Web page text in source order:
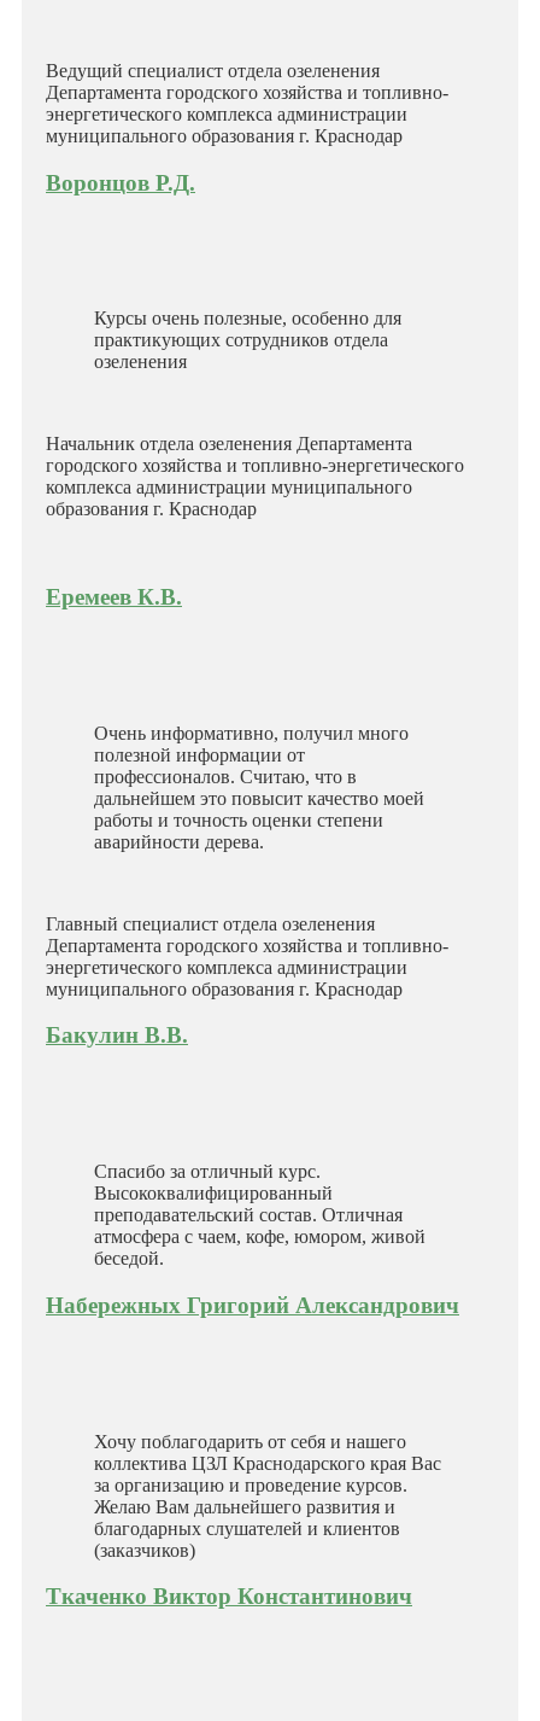
Ведущий специалист отдела озеленения
Департамента городского хозяйства и топливно-
энергетического комплекса администрации
муниципального образования г. Краснодар
Воронцов Р.Д.
Курсы очень полезные, особенно для
практикующих сотрудников отдела
озеленения
Начальник отдела озеленения Департамента
городского хозяйства и топливно-энергетического
комплекса администрации муниципального
образования г. Краснодар
Еремеев К.В.
Очень информативно, получил много
полезной информации от
профессионалов. Считаю, что в
дальнейшем это повысит качество моей
работы и точность оценки степени
аварийности дерева.
Главный специалист отдела озеленения
Департамента городского хозяйства и топливно-
энергетического комплекса администрации
муниципального образования г. Краснодар
Бакулин В.В.
Спасибо за отличный курс.
Высококвалифицированный
преподавательский состав. Отличная
атмосфера с чаем, кофе, юмором, живой
беседой.
Набережных Григорий Александрович
Хочу поблагодарить от себя и нашего
коллектива ЦЗЛ Краснодарского края Вас
за организацию и проведение курсов.
Желаю Вам дальнейшего развития и
благодарных слушателей и клиентов
(заказчиков)
Ткаченко Виктор Константинович